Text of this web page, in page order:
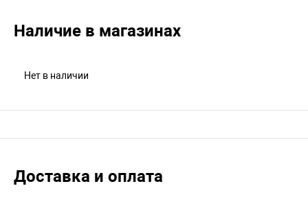
Наличие в магазинах
Нет в наличии
Доставка и оплата